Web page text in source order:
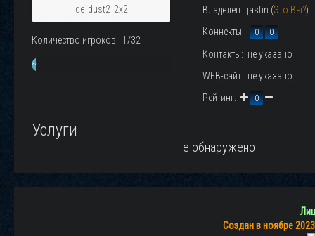
de_dust2_2x2
Количество игроков: 1/32
~
Владелец: jastin (Это Вы?)
Коннекты: 0 0
Контакты: не указано
WEB-сайт: не указано
Рейтинг:
0
Услуги
Не обнаружено
Создан в ноябре